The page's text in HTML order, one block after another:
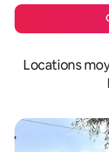
Locations